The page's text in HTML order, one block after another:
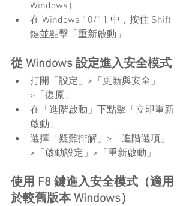
Windows）
在 Windows 10/11 中，按住 Shift
鍵並點擊「重新啟動」
從 Windows 設定進入安全模式
打開「設定」>「更新與安全」
>「復原」
在「進階啟動」下點擊「立即重新
啟動」
選擇「疑難排解」>「進階選項」
>「啟動設定」>「重新啟動」
使用 F8 鍵進入安全模式（適用
於較舊版本 Windows）